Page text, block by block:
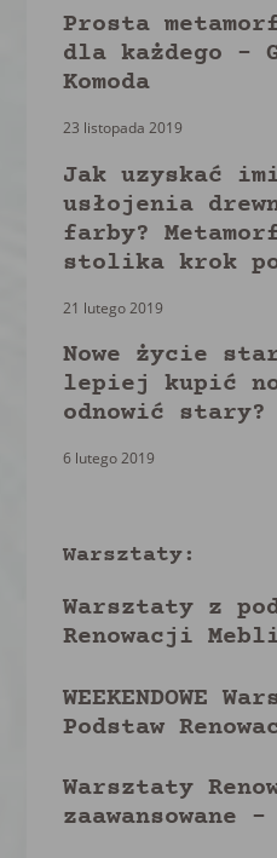
Prosta
dla każdego –
Komoda
23 listopada 2019
Jak uzyskać
usłojenia
farby?
stolika krok
21 lutego 2019
Nowe życie
lepiej kupić
odnowić stary?
6 lutego 2019
Warsztaty:
Warsztaty z
Renowacji
WEEKENDOWE
Podstaw
Warsztaty
zaawansowane –